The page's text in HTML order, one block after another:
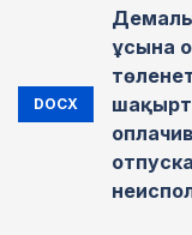
DOCX
ұсына